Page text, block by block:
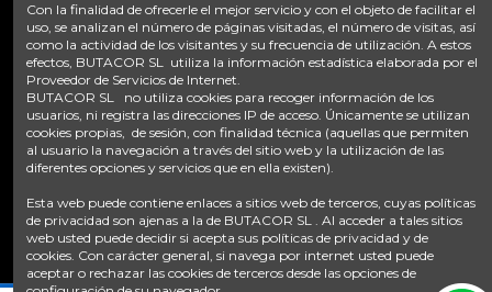
Enlaces
Inicio Sobre nosotros Contacte con nosotros
Aviso legal
Política de privacidad
Tratamiento de datos
Términos y condiciones
Plazos de envío
Contáctanos
638 28 57 85
info@fontacor.com
Con la finalidad de ofrecerle el mejor servicio y con el objeto de facilitar el
uso, se analizan el número de páginas visitadas, el número de visitas, así
como la actividad de los visitantes y su frecuencia de utilización. A estos
efectos, BUTACOR SL utiliza la información estadística elaborada por el
Proveedor de Servicios de Internet.
BUTACOR SL no utiliza cookies para recoger información de los
usuarios, ni registra las direcciones IP de acceso. Únicamente se utilizan
cookies propias, de sesión, con finalidad técnica (aquellas que permiten
al usuario la navegación a través del sitio web y la utilización de las
diferentes opciones y servicios que en ella existen).
Esta web puede contiene enlaces a sitios web de terceros, cuyas políticas
de privacidad son ajenas a la de BUTACOR SL . Al acceder a tales sitios
web usted puede decidir si acepta sus políticas de privacidad y de
cookies. Con carácter general, si navega por internet usted puede
aceptar o rechazar las cookies de terceros desde las opciones de